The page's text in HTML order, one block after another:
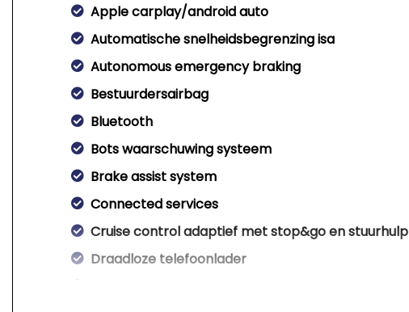
Apple carplay/android auto
Automatische snelheidsbegrenzing isa
Autonomous emergency braking
Bestuurdersairbag
Bluetooth
Bots waarschuwing systeem
Brake assist system
Connected services
Cruise control adaptief met stop&go en stuurhulp
Draadloze telefoonlader